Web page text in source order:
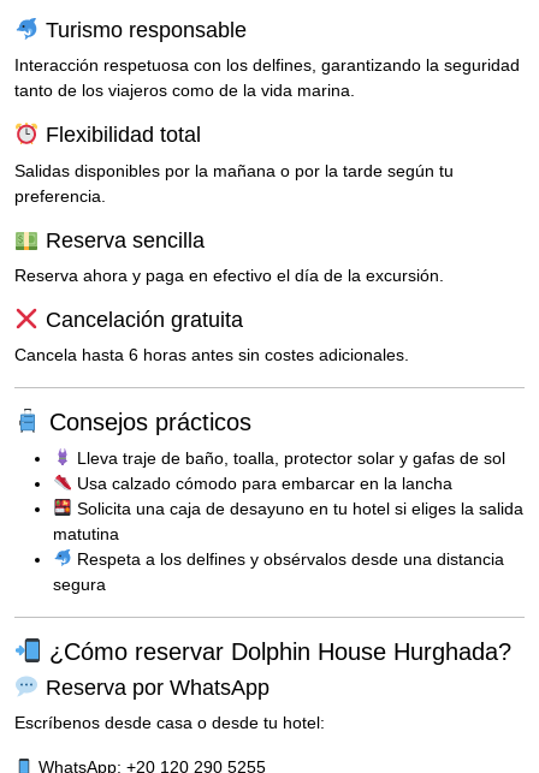
Turismo responsable
Interacción respetuosa con los delfines, garantizando la seguridad
tanto de los viajeros como de la vida marina.
Flexibilidad total
Salidas disponibles por la mañana o por la tarde según tu
preferencia.
Reserva sencilla
Reserva ahora y paga en efectivo el día de la excursión.
Cancelación gratuita
Cancela hasta 6 horas antes sin costes adicionales.
Consejos prácticos
Lleva traje de baño, toalla, protector solar y gafas de sol
Usa calzado cómodo para embarcar en la lancha
Solicita una caja de desayuno en tu hotel si eliges la salida
matutina
Respeta a los delfines y obsérvalos desde una distancia
segura
¿Cómo reservar Dolphin House Hurghada?
Reserva por WhatsApp
Escríbenos desde casa o desde tu hotel:
WhatsApp: +20 120 290 5255